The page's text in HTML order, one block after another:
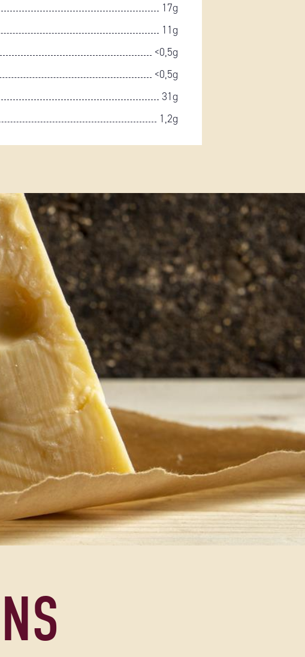
17g
11g
<0,5g
<0,5g
31g
1,2g